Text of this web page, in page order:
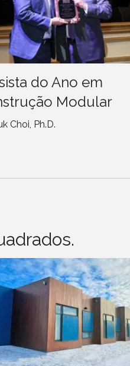
do Ano em
Modular
Choi, Ph.D.